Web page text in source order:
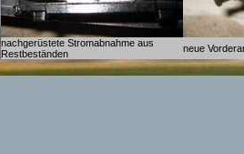
nachgerüstete Stromabnahme aus
Restbeständen
neue